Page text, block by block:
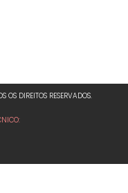
OS DIREITOS RESERVADOS.